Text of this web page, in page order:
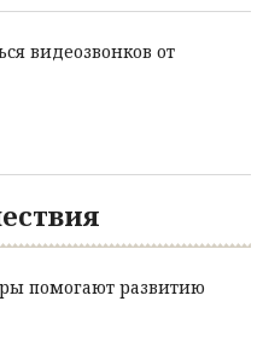
видеозвонков от
помогают развитию